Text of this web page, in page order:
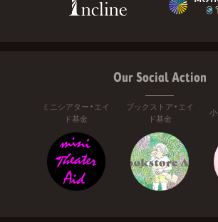
Our Social Action
ミニシアター・エイ
ド基金
ブックストア・エイ
ド基金